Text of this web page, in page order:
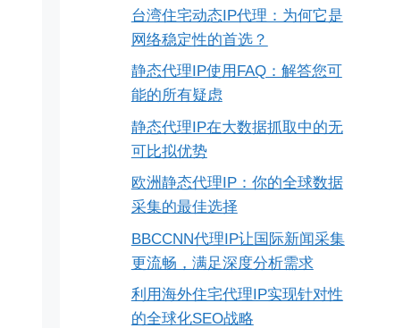
台湾住宅动态IP代理：为何它是
网络稳定性的首选？
静态代理IP使用FAQ：解答您可
能的所有疑虑
静态代理IP在大数据抓取中的无
可比拟优势
欧洲静态代理IP：你的全球数据
采集的最佳选择
BBCCNN代理IP让国际新闻采集
更流畅，满足深度分析需求
利用海外住宅代理IP实现针对性
的全球化SEO战略